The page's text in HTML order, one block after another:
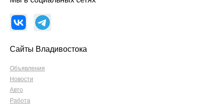
Сайты Владивостока
Объявления
Новости
Авто
Работа